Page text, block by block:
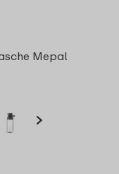
Mepal